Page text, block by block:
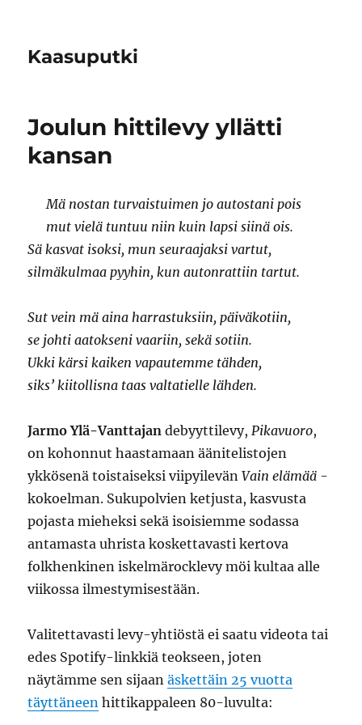
Kaasuputki
Joulun hittilevy yllätti
kansan
Mä nostan turvaistuimen jo autostani pois
mut vielä tuntuu niin kuin lapsi siinä ois.
Sä kasvat isoksi, mun seuraajaksi vartut,
silmäkulmaa pyyhin, kun autonrattiin tartut.
Sut vein mä aina harrastuksiin, päiväkotiin,
se johti aatokseni vaariin, sekä sotiin.
Ukki kärsi kaiken vapautemme tähden,
siks’ kiitollisna taas valtatielle lähden.
Jarmo Ylä-Vanttajan debyyttilevy,Pikavuoro,
on kohonnut haastamaan äänitelistojen
ykkösenä toistaiseksi viipyilevänVain elämää -
kokoelman. Sukupolvien ketjusta, kasvusta
pojasta mieheksi sekä isoisiemme sodassa
antamasta uhrista koskettavasti kertova
folkhenkinen iskelmärocklevy möi kultaa alle
viikossa ilmestymisestään.
Valitettavasti levy-yhtiöstä ei saatu videota tai
edes Spotify-linkkiä teokseen, joten
näytämme sen sijaanäskettäin 25 vuotta
täyttäneen hittikappaleen 80-luvulta: